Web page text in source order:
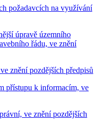
požadavcích na využívání
úpravě územního
řádu, ve znění
znění pozdějších předpisů
přístupu k informacím, ve
ve znění pozdějších